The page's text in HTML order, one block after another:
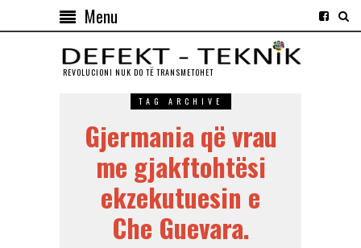
Menu
REVOLUCIONI NUK DO TЁ TRANSMETOHET
TAG ARCHIVE
Gjermania që vrau
me gjakftohtësi
ekzekutuesin e
Che Guevara.